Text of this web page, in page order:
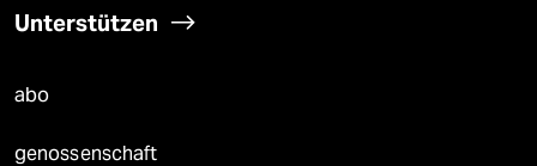
Unterstützen
abo
genossenschaft